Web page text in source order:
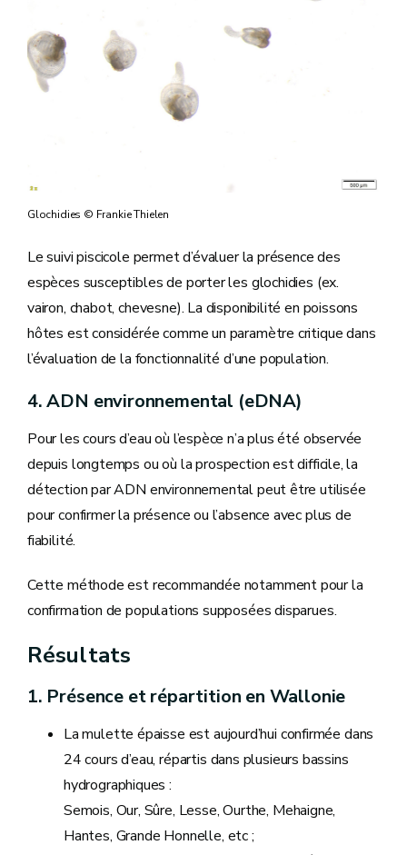
Glochidies © Frankie Thielen
Le suivi piscicole permet d’évaluer la présence des
espèces susceptibles de porter les glochidies (ex.
vairon, chabot, chevesne). La disponibilité en poissons
hôtes est considérée comme un paramètre critique dans
l’évaluation de la fonctionnalité d’une population.
4. ADN environnemental (eDNA)
Pour les cours d’eau où l’espèce n’a plus été observée
depuis longtemps ou où la prospection est difficile, la
détection par ADN environnemental peut être utilisée
pour confirmer la présence ou l’absence avec plus de
fiabilité.
Cette méthode est recommandée notamment pour la
confirmation de populations supposées disparues.
Résultats
1. Présence et répartition en Wallonie
La mulette épaisse est aujourd’hui confirmée dans
24 cours d’eau, répartis dans plusieurs bassins
hydrographiques :
Semois, Our, Sûre, Lesse, Ourthe, Mehaigne,
Hantes, Grande Honnelle, etc ;